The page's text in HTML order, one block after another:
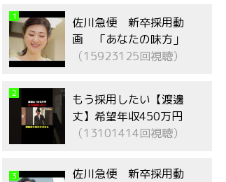
1
佐川急便 新卒採用動
画 「あなたの味方」
（15923125回視聴）
2
もう採用したい【渡邊
丈】希望年収450万円
（13101414回視聴）
3
佐川急便 新卒採用動